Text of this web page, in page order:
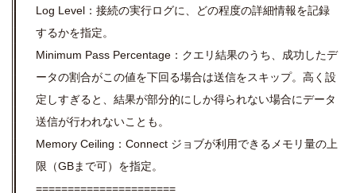
Log Level：接続の実行ログに、どの程度の詳細情報を記録
するかを指定。
Minimum Pass Percentage：クエリ結果のうち、成功したデ
ータの割合がこの値を下回る場合は送信をスキップ。高く設
定しすぎると、結果が部分的にしか得られない場合にデータ
送信が行われないことも。
Memory Ceiling：Connect ジョブが利用できるメモリ量の上
限（GBまで可）を指定。
======================